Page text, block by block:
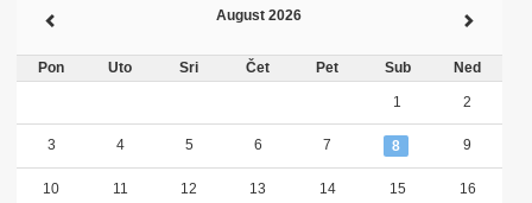
August 2026
Pon Uto Sri Čet Pet Sub Ned
1 2
3 4 5 6 7 8 9
10 11 12 13 14 15 16